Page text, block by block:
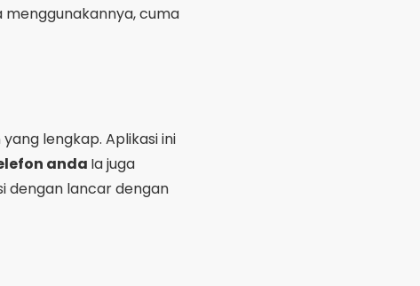
menggunakannya, cuma
lengkap. Aplikasi ini
anda Ia juga
dengan lancar dengan